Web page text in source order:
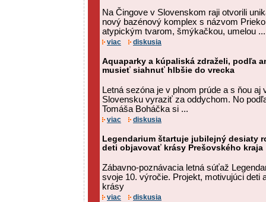
Na Čingove v Slovenskom raji otvorili
nový bazénový komplex s názvom
atypickým tvarom, šmýkačkou, umelou ...
viac diskusia
Aquaparky a kúpaliská zdraželi, podľa
musieť siahnuť hlbšie do vrecka
Letná sezóna je v plnom prúde a s ňou aj
Slovensku vyraziť za oddychom. No
Tomáša Boháčka si ...
viac diskusia
Legendarium štartuje jubilejný desiaty
deti objavovať krásy Prešovského kraja
Zábavno-poznávacia letná súťaž
svoje 10. výročie. Projekt, motivujúci deti
krásy
viac diskusia